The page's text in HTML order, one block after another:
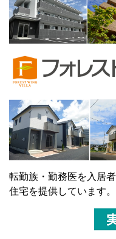
転勤族・勤務医を入居
住宅を提供しています。